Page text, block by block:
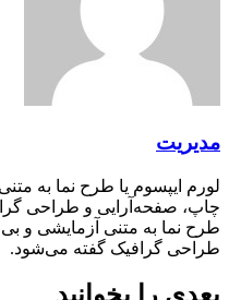
مدیریت
لورم ایپسوم یا طرح‌ نما به
چاپ، صفحه‌آرایی و طراحی
طرح‌ نما به متنی آزمایشی و
طراحی گرافیک گفته می‌شود.